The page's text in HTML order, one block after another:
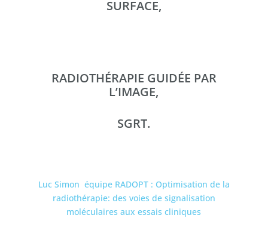
SURFACE,
RADIOTHÉRAPIE GUIDÉE PAR
L’IMAGE,
SGRT.
Luc Simon équipe RADOPT : Optimisation de la
radiothérapie: des voies de signalisation
moléculaires aux essais cliniques